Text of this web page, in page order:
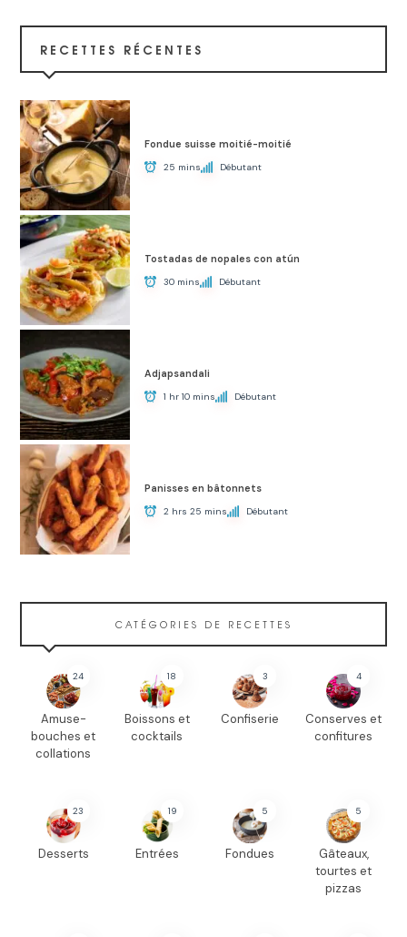
RECETTES RÉCENTES
Fondue suisse moitié-moitié
25 mins Débutant
Tostadas de nopales con atún
30 mins Débutant
Adjapsandali
1 hr 10 mins Débutant
Panisses en bâtonnets
2 hrs 25 mins Débutant
CATÉGORIES DE RECETTES
24
Amuse-
bouches et
collations
18
Boissons et
cocktails
3
Confiserie
4
Conserves et
confitures
23
Desserts
19
Entrées
5
Fondues
5
Gâteaux,
tourtes et
pizzas